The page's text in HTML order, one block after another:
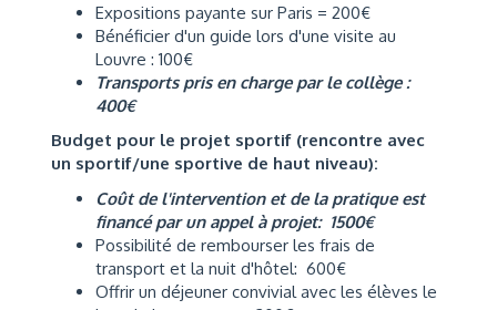
Expositions payante sur Paris = 200€
Bénéficier d'un guide lors d'une visite au
Louvre : 100€
Transports pris en charge par le collège :
400€
Budget pour le projet sportif (rencontre avec
un sportif/une sportive de haut niveau):
Coût de l'intervention et de la pratique est
financé par un appel à projet: 1500€
Possibilité de rembourser les frais de
transport et la nuit d'hôtel: 600€
Offrir un déjeuner convivial avec les élèves le